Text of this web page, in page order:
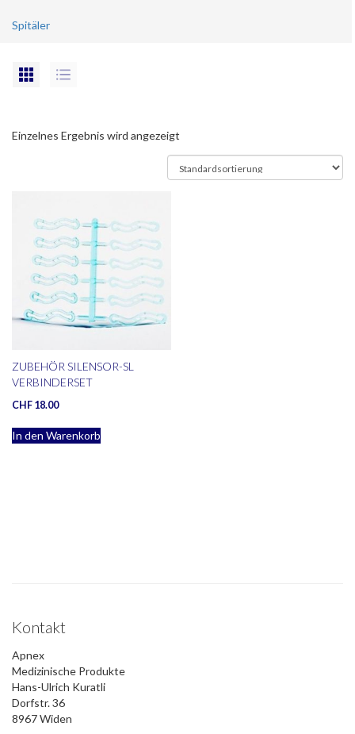
Spitäler
Einzelnes Ergebnis wird angezeigt
ZUBEHÖR SILENSOR-SL
VERBINDERSET
CHF 18.00
In den Warenkorb
Kontakt
Apnex
Medizinische Produkte
Hans-Ulrich Kuratli
Dorfstr. 36
8967 Widen